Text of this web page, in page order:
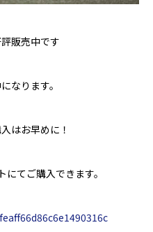
販売中です
なります。
はお早めに！
てご購入できます。